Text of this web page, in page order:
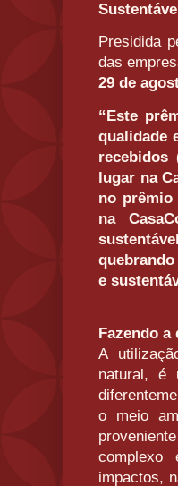
Presidida
das
29 de
“Este
qualidade
recebidos
lugar na
no
na
e
Fazendo a
A
natural, é
o meio
complexo
impactos,